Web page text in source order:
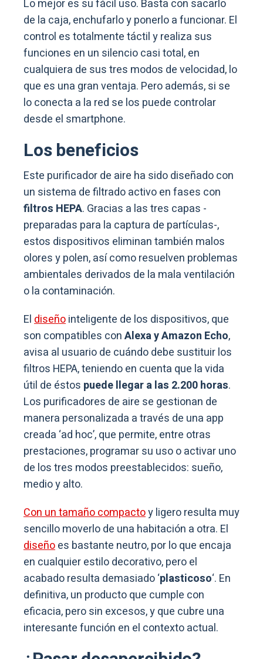
Lo mejor es su fácil uso. Basta con sacarlo
de la caja, enchufarlo y ponerlo a funcionar. El
control es totalmente táctil y realiza sus
funciones en un silencio casi total, en
cualquiera de sus tres modos de velocidad, lo
que es una gran ventaja. Pero además, si se
lo conecta a la red se los puede controlar
desde el smartphone.
Los beneficios
Este purificador de aire ha sido diseñado con
un sistema de filtrado activo en fases con
filtros HEPA. Gracias a las tres capas -
preparadas para la captura de partículas-,
estos dispositivos eliminan también malos
olores y polen, así como resuelven problemas
ambientales derivados de la mala ventilación
o la contaminación.
Eldiseñointeligente de los dispositivos, que
son compatibles conAlexa y Amazon Echo,
avisa al usuario de cuándo debe sustituir los
filtros HEPA, teniendo en cuenta que la vida
útil de éstos puede llegar a las 2.200 horas.
Los purificadores de aire se gestionan de
manera personalizada a través de una app
creada ‘ad hoc’, que permite, entre otras
prestaciones, programar su uso o activar uno
de los tres modos preestablecidos: sueño,
medio y alto.
Con un tamaño compactoy ligero resulta muy
sencillo moverlo de una habitación a otra. El
diseñoes bastante neutro, por lo que encaja
en cualquier estilo decorativo, pero el
acabado resulta demasiado ‘plasticoso‘. En
definitiva, un producto que cumple con
eficacia, pero sin excesos, y que cubre una
interesante función en el contexto actual.